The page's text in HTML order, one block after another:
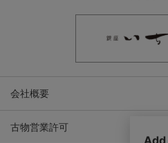
会社概要
古物営業許可